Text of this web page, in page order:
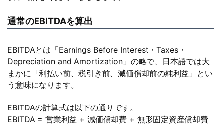
通常のEBITDAを算出
EBITDAとは「Earnings Before Interest・Taxes・
Depreciation and Amortization」の略で、日本語では大
まかに「利払い前、税引き前、減価償却前の純利益」とい
う意味になります。
EBITDAの計算式は以下の通りです。
EBITDA = 営業利益 + 減価償却費 + 無形固定資産償却費